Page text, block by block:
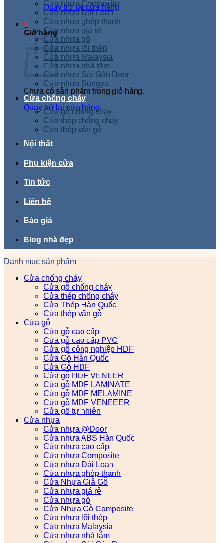
Quay trở lại cửa hàng
0
Giỏ hàng
Chưa có sản phẩm trong giỏ hàng.
Quay trở lại cửa hàng
Cửa nhựa Composite
Cửa nhựa Đài Loan
Cửa nhựa ghép thanh
Cửa nhựa giá rẻ
Cửa nhựa gỗ
Cửa nhựa lõi thép
Cửa nhựa Malaysia
Cửa nhựa nhà tắm
Cửa nhựa Sài Gòn Door
Cửa nhựa Sungyu
Cửa chống cháy
Cửa gỗ chống cháy
Cửa thép chống cháy
Cửa thép vân gỗ
Nội thất
Phụ kiện cửa
Tin tức
Liên hệ
Báo giá
Blog nhà đẹp
Danh mục sản phẩm
Cửa chống cháy
Cửa gỗ chống cháy
Cửa thép chống cháy
Cửa Thép Hàn Quốc
Cửa thép vân gỗ
Cửa gỗ
Cửa gỗ cao cấp
Cửa gỗ cao cấp PVC
Cửa gỗ công nghiệp HDF
Cửa Gỗ Hàn Quốc
Cửa Gỗ HDF
Cửa gỗ HDF VENEER
Cửa gỗ MDF LAMINATE
Cửa gỗ MDF MELAMINE
Cửa gỗ MDF VENEEER
Cửa gỗ tự nhiên
Cửa nhựa
Cửa nhựa @Door
Cửa nhựa ABS Hàn Quốc
Cửa nhựa cao cấp
Cửa nhựa Composite
Cửa nhựa Đài Loan
Cửa nhựa ghép thanh
Cửa Nhựa Giả Gỗ
Cửa nhựa giá rẻ
Cửa nhựa gỗ
Cửa Nhựa Gỗ Composite
Cửa nhựa lõi thép
Cửa nhựa Malaysia
Cửa nhựa nhà tắm